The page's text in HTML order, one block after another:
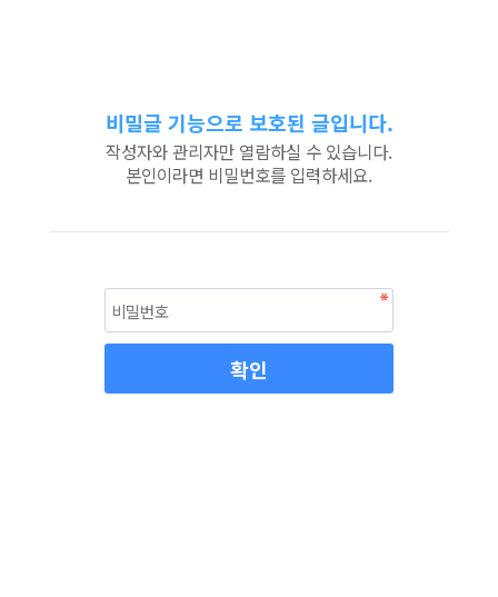
비밀글 기능으로 보호된 글입니다.
작성자와 관리자만 열람하실 수 있습니다.
본인이라면 비밀번호를 입력하세요.